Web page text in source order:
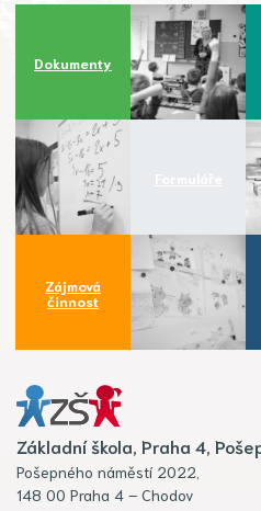
Dokumenty
Zájmová
činnost
Základní škola, Praha 4,
Pošepného náměstí 2022,
148 00 Praha 4 – Chodov